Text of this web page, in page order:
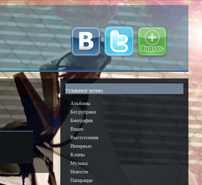
†главное меню
Альбомы
Без рубрики
Биография
Видео
Выступления
Интервью
Клипы
Музыка
Новости
Папарацци